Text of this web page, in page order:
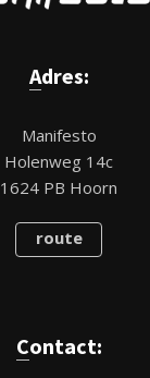
Adres:
Manifesto
Holenweg 14c
1624 PB Hoorn
route
Contact: